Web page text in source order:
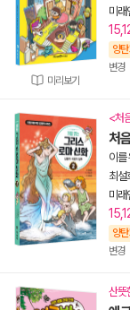
미리보기
미래
양
변경
<처
처
이를
최설
미래
양
변경
산뜻